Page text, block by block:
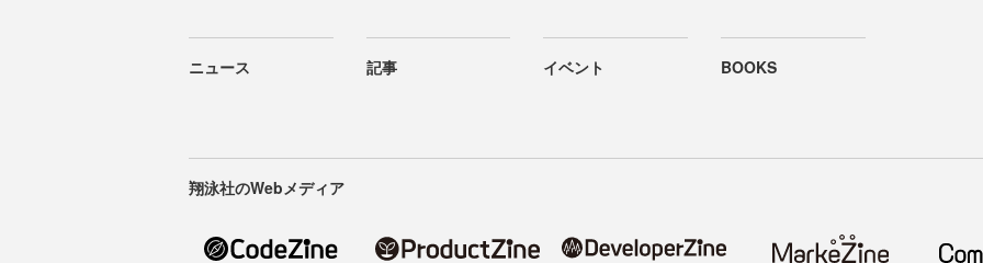
ニュース 記事 イベント BOOKS
翔泳社のWebメディア